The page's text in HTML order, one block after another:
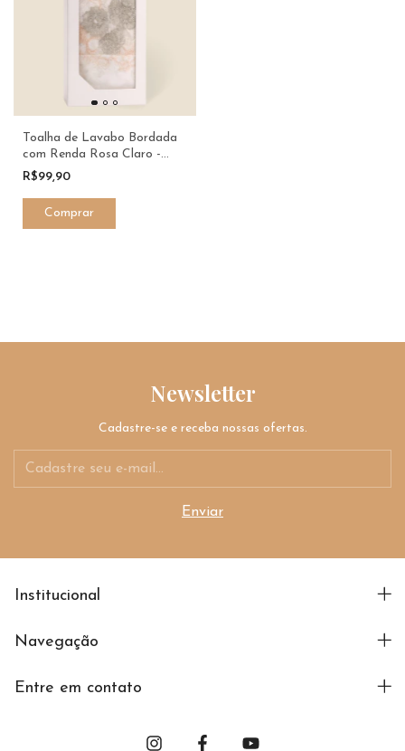
Toalha de Lavabo Bordada
com Renda Rosa Claro -
Casa Fernandes
R$99,90
Newsletter
Cadastre-se e receba nossas ofertas.
Institucional
Navegação
Entre em contato